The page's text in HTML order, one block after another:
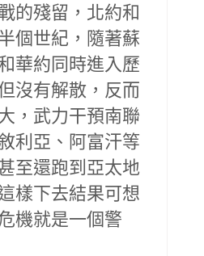
的殘留，北約和
個世紀，隨著蘇
華約同時進入歷
沒有解散，反而
，武力干預南聯
利亞、阿富汗等
至還跑到亞太地
樣下去結果可想
機就是一個警